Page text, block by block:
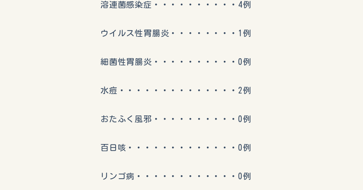
溶連菌感染症・・・・・・・・・・4例
ウイルス性胃腸炎・・・・・・・・1例
細菌性胃腸炎・・・・・・・・・・0例
水痘・・・・・・・・・・・・・・2例
おたふく風邪・・・・・・・・・・0例
百日咳・・・・・・・・・・・・・0例
リンゴ病・・・・・・・・・・・・0例